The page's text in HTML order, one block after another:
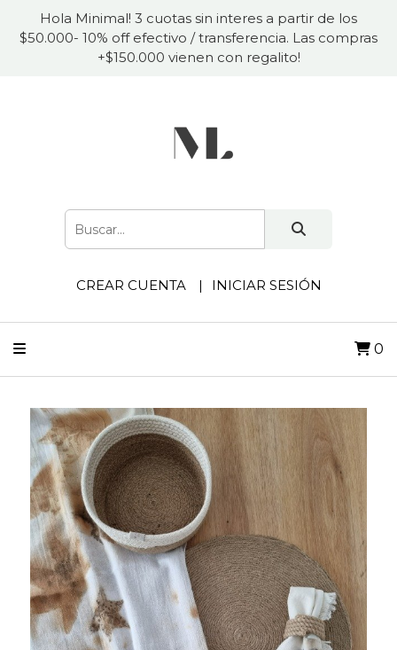
Hola Minimal! 3 cuotas sin interes a partir de los
$50.000- 10% off efectivo / transferencia. Las compras
+$150.000 vienen con regalito!
CREAR CUENTA INICIAR SESIÓN
0